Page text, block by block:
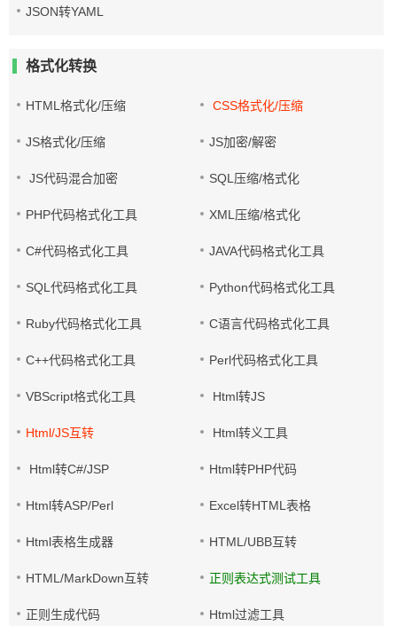
JSON转YAML
格式化转换
HTML格式化/压缩 CSS格式化/压缩
JS格式化/压缩 JS加密/解密
JS代码混合加密 SQL压缩/格式化
PHP代码格式化工具 XML压缩/格式化
C#代码格式化工具 JAVA代码格式化工具
SQL代码格式化工具 Python代码格式化工具
Ruby代码格式化工具 C语言代码格式化工具
C++代码格式化工具 Perl代码格式化工具
VBScript格式化工具 Html转JS
Html/JS互转 Html转义工具
Html转C#/JSP Html转PHP代码
Html转ASP/Perl Excel转HTML表格
Html表格生成器 HTML/UBB互转
HTML/MarkDown互转 正则表达式测试工具
正则生成代码 Html过滤工具